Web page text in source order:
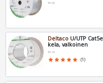
TP-55
Deltaco U/UTP
kela, valkoinen
TP-38
star star star star star (1)